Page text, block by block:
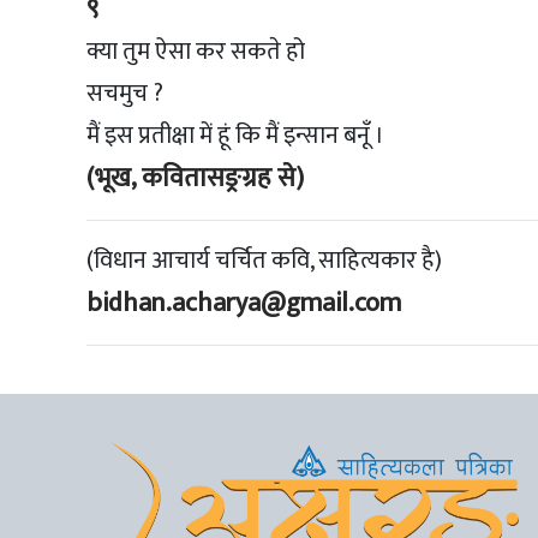
९
क्या तुम ऐसा कर सकते हो
सचमुच ?
मैं इस प्रतीक्षा में हूं कि मैं इन्सान बनूँ ।
(भूख, कवितासङ्रग्रह से)
(विधान आचार्य चर्चित कवि, साहित्यकार है)
bidhan.acharya@gmail.com